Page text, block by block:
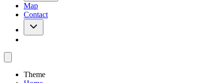
Map
Contact
Theme